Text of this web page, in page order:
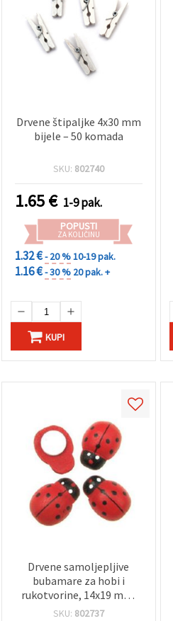
Drvene štipaljke 4x30 mm
bijele – 50 komada
SKU: 802740
1.65€ 1-9 pak.
POPUSTI
ZA KOLIČINU
1.32 €- 20 %10-19 pak.
1.16 €- 30 % 20 pak. +
KUPI
Drvene samoljepljive
bubamare za hobi i
rukotvorine, 14x19 mm,
crvena boja – 20 komada
SKU: 802737